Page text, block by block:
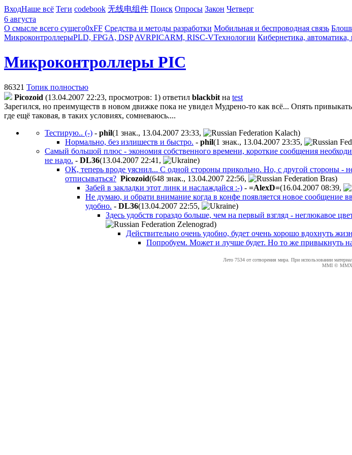
ВходНаше всё Теги codebook 无线电组件 Поиск Опросы Закон Четверг
6 августа
О смысле всего сущего0xFF Средства и методы разработки Мобильная и беспроводная связь
МикроконтроллерыPLD, FPGA, DSP AVRPICARM, RISC-VТехнологии Кибернетика, автоматика,
Микроконтроллеры PIC
86321 Топик полностью
Picozoid (13.04.2007 22:23, просмотров: 1) ответил blackbit на test
Зарегился, но преимуществ в новом движке пока не увидел Мудрено-то как всё... Опять
где ещё таковая, в таких условиях, сомневаюсь....
Тестирую.. (-) - phil(1 знак., 13.04.2007 23:33,
)
Нормально, без излишеств и быстро. - phil(1 знак., 13.04.2007 23:35,
Самый большой плюс - экономия собственного времени, короткие сообщения
не надо. - DL36(13.04.2007 22:41 ,
)
ОК, теперь вроде уяснил... С одной стороны прикольно. Но, с другой стороны -
отписываться? Picozoid(648 знак., 13.04.2007 22:56,
)
Забей в закладки этот линк и наслаждайся :-) - =AlexD=(16.04.2007 08:39,
Не думаю, и обрати внимание когда в конфе появляется новое сообщение
удобно. - DL36(13.04.2007 22:55,
)
Здесь удобств гораздо больше, чем на первый взгляд - неглюкавое
)
Действительно очень удобно, будет очень хорошо вдохнуть
Попробуем. Может и лучше будет. Но то же привыкнуть
Лето 7534 от сотворения мира. При использовании
MMI ©